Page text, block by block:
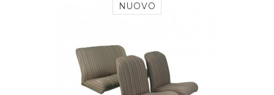
NUOVO